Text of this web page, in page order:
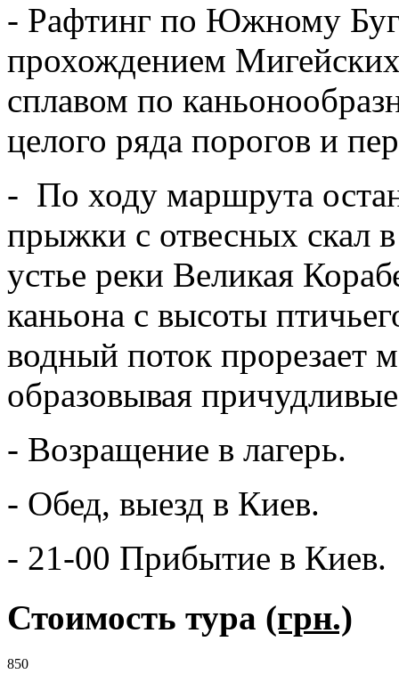
- Рафтинг по Южному
прохождением
сплавом по
целого ряда порогов и
- По ходу маршрута
прыжки с отвесных скал
устье реки Великая
каньона с высоты
водный поток прорезает
образовывая
- Возращение в лагерь.
- Обед, выезд в Киев.
- 21-00 Прибытие в Киев.
Стоимость тура (грн.)
850